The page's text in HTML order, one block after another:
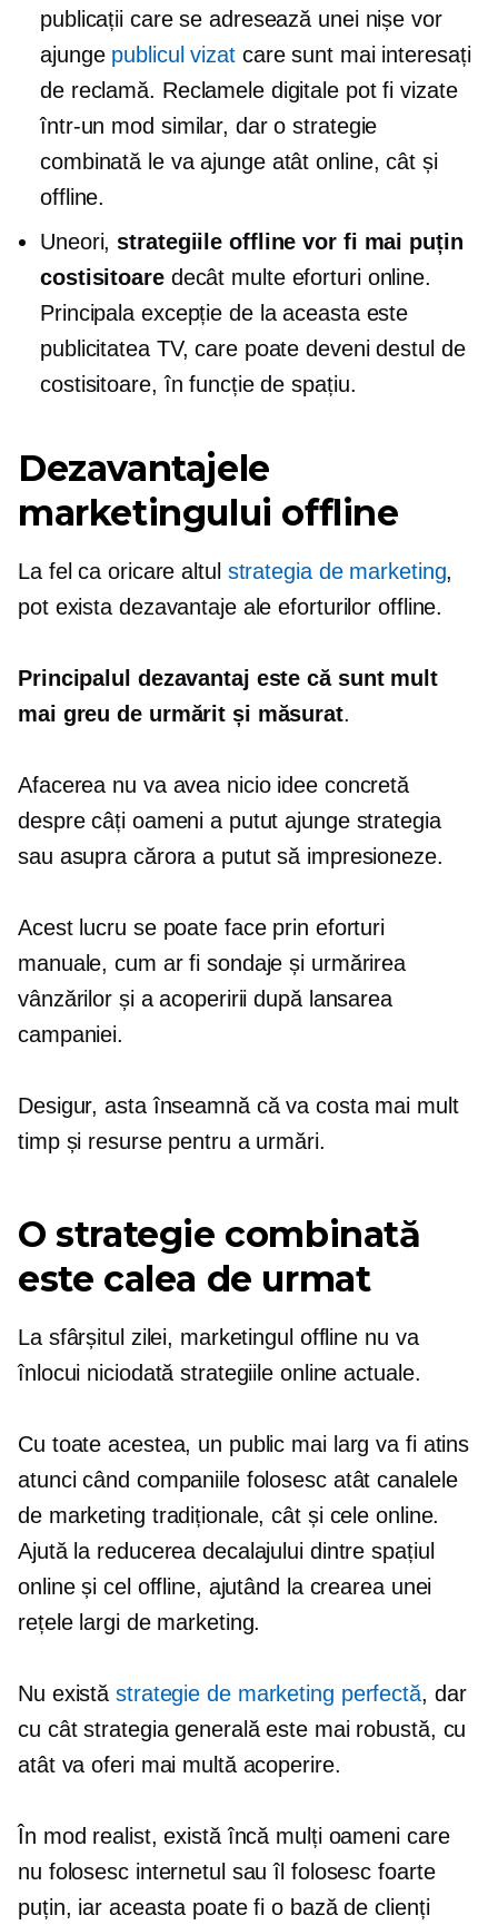
publicații care se adresează unei nișe vor
ajunge publicul vizatcare sunt mai interesați
de reclamă. Reclamele digitale pot fi vizate
într-un mod similar, dar o strategie
combinată le va ajunge atât online, cât și
offline.
Uneori,strategiile offline vor fi mai puțin
costisitoaredecât multe eforturi online.
Principala excepție de la aceasta este
publicitatea TV, care poate deveni destul de
costisitoare, în funcție de spațiu.
Dezavantajele
marketingului offline
La fel ca oricare altul strategia de marketing,
pot exista dezavantaje ale eforturilor offline.
Principalul dezavantaj este că sunt mult
mai greu de urmărit și măsurat.
Afacerea nu va avea nicio idee concretă
despre câți oameni a putut ajunge strategia
sau asupra cărora a putut să impresioneze.
Acest lucru se poate face prin eforturi
manuale, cum ar fi sondaje și urmărirea
vânzărilor și a acoperirii după lansarea
campaniei.
Desigur, asta înseamnă că va costa mai mult
timp și resurse pentru a urmări.
O strategie combinată
este calea de urmat
La sfârșitul zilei, marketingul offline nu va
înlocui niciodată strategiile online actuale.
Cu toate acestea, un public mai larg va fi atins
atunci când companiile folosesc atât canalele
de marketing tradiționale, cât și cele online.
Ajută la reducerea decalajului dintre spațiul
online și cel offline, ajutând la crearea unei
rețele largi de marketing.
Nu existăstrategie de marketing perfectă, dar
cu cât strategia generală este mai robustă, cu
atât va oferi mai multă acoperire.
În mod realist, există încă mulți oameni care
nu folosesc internetul sau îl folosesc foarte
puțin, iar aceasta poate fi o bază de clienți